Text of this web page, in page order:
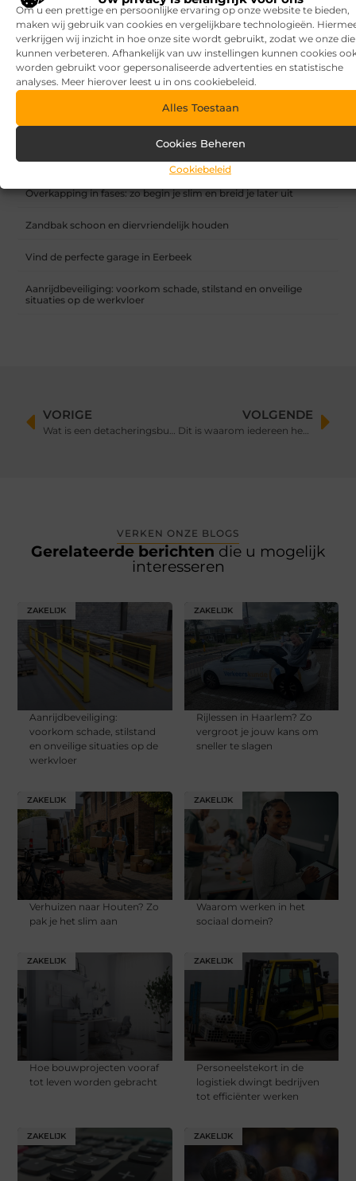
Om u een prettige en persoonlijke ervaring op onze website te bieden,
maken wij gebruik van cookies en vergelijkbare technologieën.
verkrijgen wij inzicht in hoe onze site wordt gebruikt, zodat we onze
kunnen verbeteren. Afhankelijk van uw instellingen kunnen cookies
worden gebruikt voor gepersonaliseerde advertenties en statistische
analyses. Meer hierover leest u in ons cookiebeleid.
Alles Toestaan
Cookies Beheren
Cookiebeleid
Hoe maak je een merkstrategie die werkt? MasterMakers
helpt je graag!
RECENTE BERICHTEN
7 tips voor het kiezen van een luxe vakantiepark
Waar let je op bij het kiezen van een vakantiepark?
Overkapping in fases: zo begin je slim en breid je later uit
Zandbak schoon en diervriendelijk houden
Vind de perfecte garage in Eerbeek
Aanrijdbeveiliging: voorkom schade, stilstand en onveilige
situaties op de werkvloer
VORIGE
Wat is een detacheringsbureau?
VOLGENDE
Dit is waarom iedereen het over neonreclames heeft
VERKEN ONZE BLOGS
Gerelateerde berichten die u mogelijk
interesseren
ZAKELIJK
Aanrijdbeveiliging:
voorkom schade, stilstand
en onveilige situaties op de
werkvloer
ZAKELIJK
Rijlessen in Haarlem? Zo
vergroot je jouw kans om
sneller te slagen
ZAKELIJK
Verhuizen naar Houten? Zo
pak je het slim aan
ZAKELIJK
Waarom werken in het
sociaal domein?
ZAKELIJK
Hoe bouwprojecten vooraf
tot leven worden gebracht
ZAKELIJK
Personeelstekort in de
logistiek dwingt bedrijven
tot efficiënter werken
ZAKELIJK ZAKELIJK